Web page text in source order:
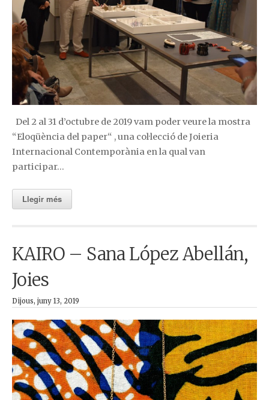
Del 2 al 31 d’octubre de 2019 vam poder veure la mostra
“Eloqüència del paper“ , una col·lecció de Joieria
Internacional Contemporània en la qual van
participar…
Llegir més
KAIRO – Sana López Abellán,
Joies
Dijous, juny 13, 2019